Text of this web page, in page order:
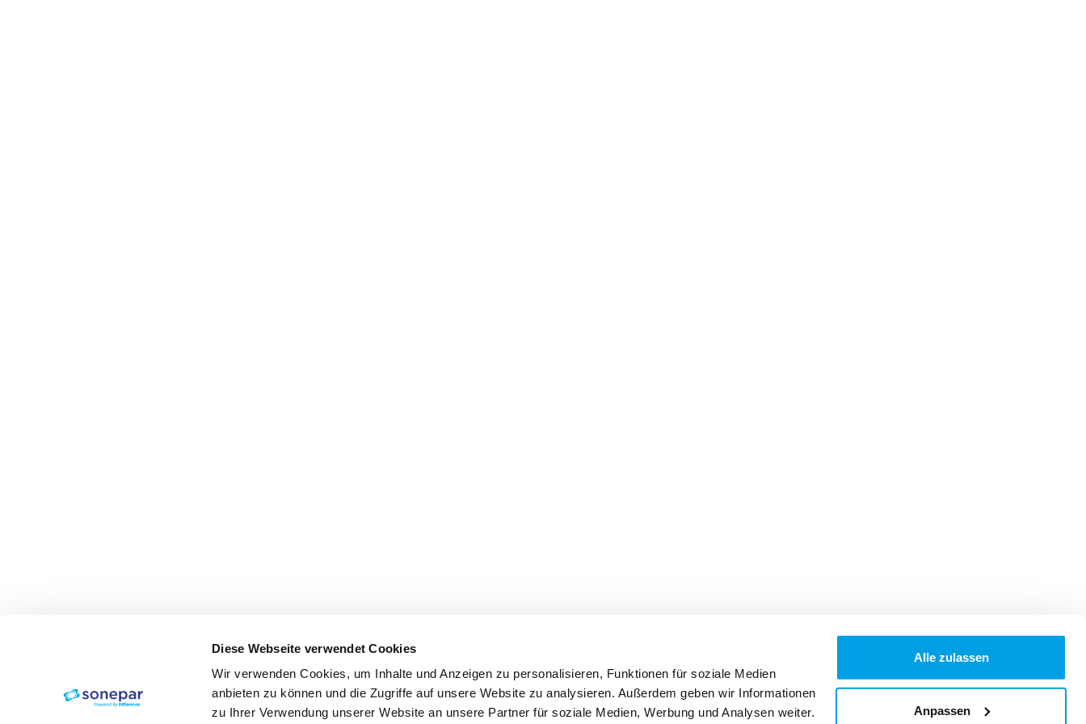
Diese Webseite verwendet Cookies
Wir verwenden Cookies, um Inhalte und Anzeigen zu personalisieren, Funktionen für soziale Medien
anbieten zu können und die Zugriffe auf unsere Website zu analysieren. Außerdem geben wir Informationen
zu Ihrer Verwendung unserer Website an unsere Partner für soziale Medien, Werbung und Analysen weiter.
Alle zulassen
Anpassen